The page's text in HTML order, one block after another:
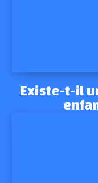
Existe-t-il